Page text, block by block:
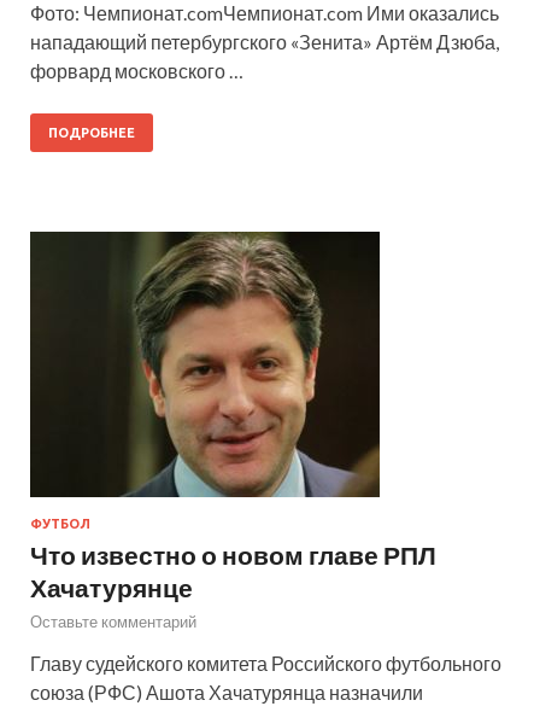
Фото: Чемпионат.comЧемпионат.com Ими оказались
нападающий петербургского «Зенита» Артём Дзюба,
форвард московского …
ПОДРОБНЕЕ
ФУТБОЛ
Что известно о новом главе РПЛ
Хачатурянце
Оставьте комментарий
Главу судейского комитета Российского футбольного
союза (РФС) Ашота Хачатурянца назначили